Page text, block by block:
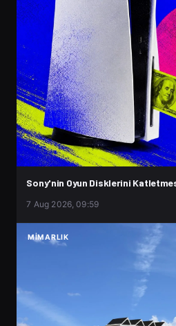
Sony'nin Oyun Disklerini
7 Aug 2026, 09:59
MIMARLIK